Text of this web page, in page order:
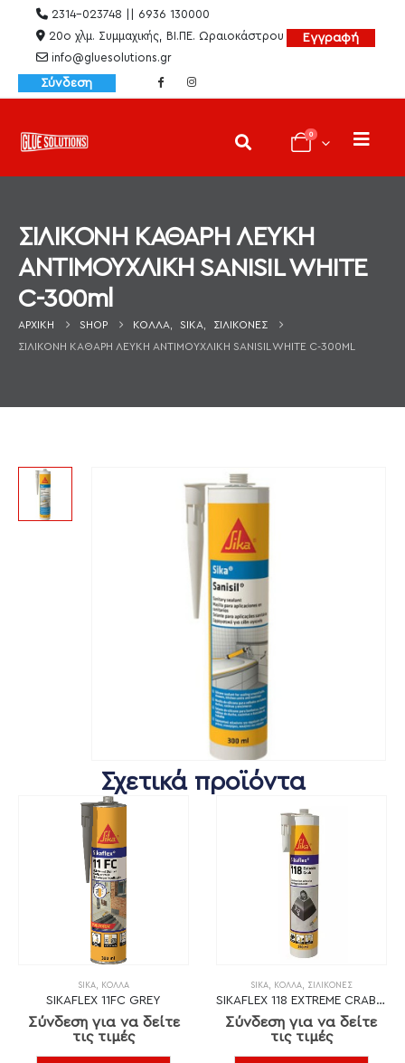
2314-023748 || 6936 130000
20ο χλμ. Συμμαχικής, ΒΙ.ΠΕ. Ωραιοκάστρου
info@gluesolutions.gr
Εγγραφή
Σύνδεση
0
ΣΙΛΙΚΟΝΗ ΚΑΘΑΡΗ ΛΕΥΚΗ
ΑΝΤΙΜΟΥΧΛΙΚΗ SANISIL WHITE
C-300ml
ΑΡΧΙΚΉ SHOP ΚΌΛΛΑ, SIKA,
ΣΙΛΙΚΌΝΕΣ
ΣΙΛΙΚΟΝΗ ΚΑΘΑΡΗ ΛΕΥΚΗ ΑΝΤΙΜΟΥΧΛΙΚΗ SANISIL WHITE C-300ML
Σχετικά προϊόντα
SIKA, ΚΌΛΛΑ
SIKAFLEX 11FC GREY
Σύνδεση για να δείτε
τις τιμές
SIKA, ΚΌΛΛΑ, ΣΙΛΙΚΌΝΕΣ
SIKAFLEX 118 EXTREME CRAB ΜΟΝΤΑΖΟΚΟΛΛΑ ΛΕΥΚΗ 290ml
Σύνδεση για να δείτε
τις τιμές